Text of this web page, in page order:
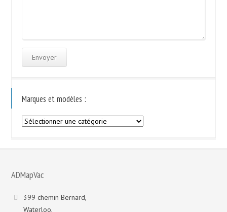
Marques et modèles :
Marques
ADMapVac
399 chemin Bernard,
Waterloo,